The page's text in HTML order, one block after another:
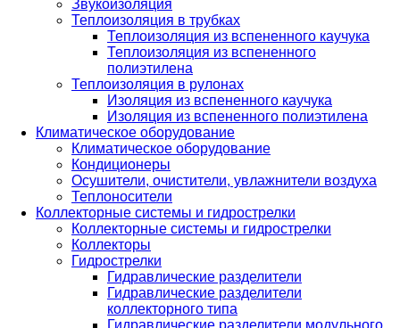
Звукоизоляция
Теплоизоляция в трубках
Теплоизоляция из вспененного каучука
Теплоизоляция из вспененного
полиэтилена
Теплоизоляция в рулонах
Изоляция из вспененного каучука
Изоляция из вспененного полиэтилена
Климатическое оборудование
Климатическое оборудование
Кондиционеры
Осушители, очистители, увлажнители воздуха
Теплоносители
Коллекторные системы и гидрострелки
Коллекторные системы и гидрострелки
Коллекторы
Гидрострелки
Гидравлические разделители
Гидравлические разделители
коллекторного типа